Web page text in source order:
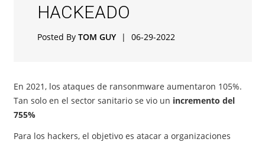
HACKEADO
Posted By TOM GUY | 06-29-2022
En 2021, los ataques de ransonmware aumentaron 105%.
Tan solo en el sector sanitario se vio un incremento del
755%
Para los hackers, el objetivo es atacar a organizaciones